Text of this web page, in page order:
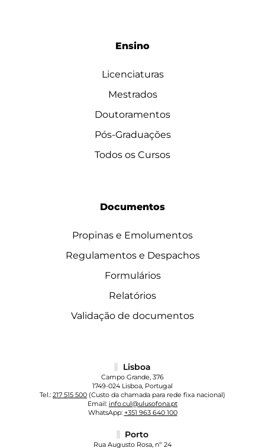
Ensino
Licenciaturas
Mestrados
Doutoramentos
Pós-Graduações
Todos os Cursos
Documentos
Propinas e Emolumentos
Regulamentos e Despachos
Formulários
Relatórios
Validação de documentos
Lisboa
Campo Grande, 376
1749-024 Lisboa, Portugal
Tel.: 217 515 500 (Custo da chamada para rede fixa nacional)
Email: info.cul@ulusofona.pt
WhatsApp: +351 963 640 100
Porto
Rua Augusto Rosa, nº 24